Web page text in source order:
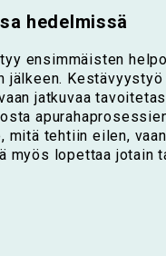
hedelmissä
ensimmäisten
Kestävyystyö
jatkuvaa
mitä tehtiin eilen,
myös lopettaa jotain